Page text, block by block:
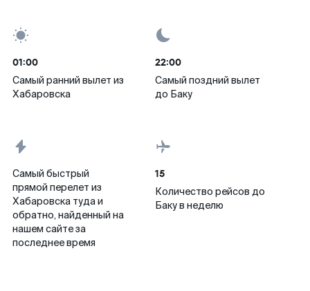
01:00
Самый ранний вылет из
Хабаровска
22:00
Самый поздний вылет
до Баку
Самый быстрый
прямой перелет из
Хабаровска туда и
обратно, найденный на
нашем сайте за
последнее время
15
Количество рейсов до
Баку в неделю